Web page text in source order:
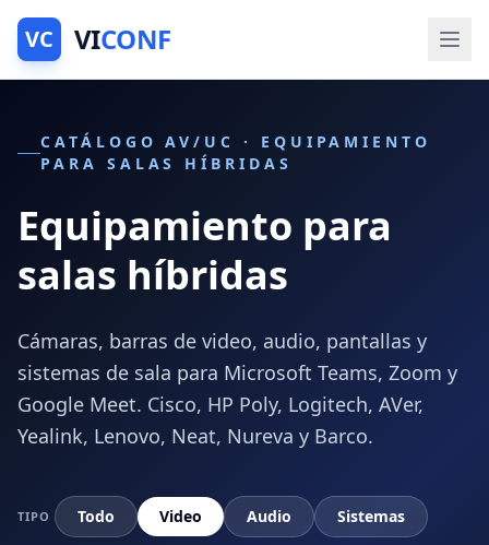
VC VICONF
CATÁLOGO AV/UC · EQUIPAMIENTO
PARA SALAS HÍBRIDAS
Equipamiento para
salas híbridas
Cámaras, barras de video, audio, pantallas y
sistemas de sala para Microsoft Teams, Zoom y
Google Meet. Cisco, HP Poly, Logitech, AVer,
Yealink, Lenovo, Neat, Nureva y Barco.
TIPO Todo Video Audio Sistemas